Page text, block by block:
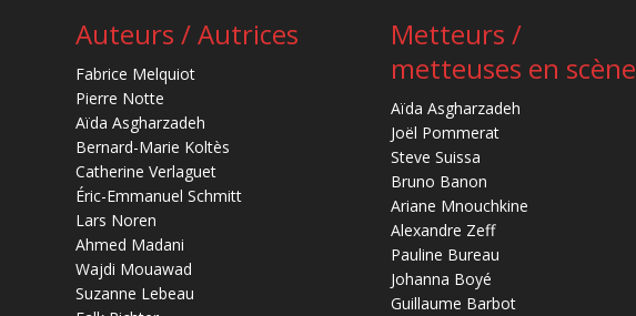
Auteurs / Autrices
Fabrice Melquiot
Pierre Notte
Aïda Asgharzadeh
Bernard-Marie Koltès
Catherine Verlaguet
Éric-Emmanuel Schmitt
Lars Noren
Ahmed Madani
Wajdi Mouawad
Suzanne Lebeau
Metteurs /
metteuses en scène
Aïda Asgharzadeh
Joël Pommerat
Steve Suissa
Bruno Banon
Ariane Mnouchkine
Alexandre Zeff
Pauline Bureau
Johanna Boyé
Guillaume Barbot